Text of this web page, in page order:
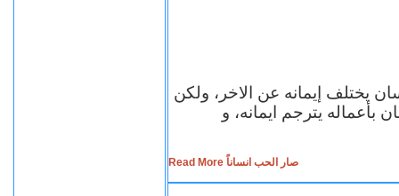
يختلف إيمانه عن الاخر، ولكن
بأعماله يترجم ايمانه، و
Read More صار الحب انساناً